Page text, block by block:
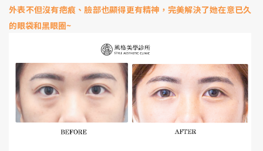
外表不但沒有疤痕、臉部也顯得更有精神，完美解決了她在意已久
的眼袋和黑眼圈~